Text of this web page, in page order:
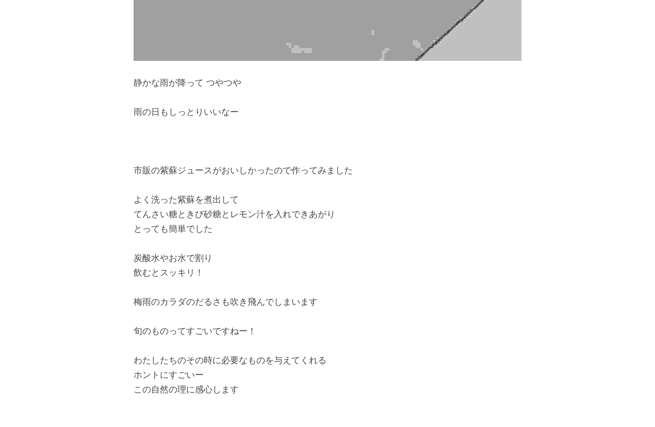
静かな雨が降って つやつや
雨の日もしっとりいいなー
市販の紫蘇ジュースがおいしかったので作ってみました
よく洗った紫蘇を煮出して
てんさい糖ときび砂糖とレモン汁を入れできあがり
とっても簡単でした
炭酸水やお水で割り
飲むとスッキリ！
梅雨のカラダのだるさも吹き飛んでしまいます
旬のものってすごいですねー！
わたしたちのその時に必要なものを与えてくれる
ホントにすごいー
この自然の理に感心します